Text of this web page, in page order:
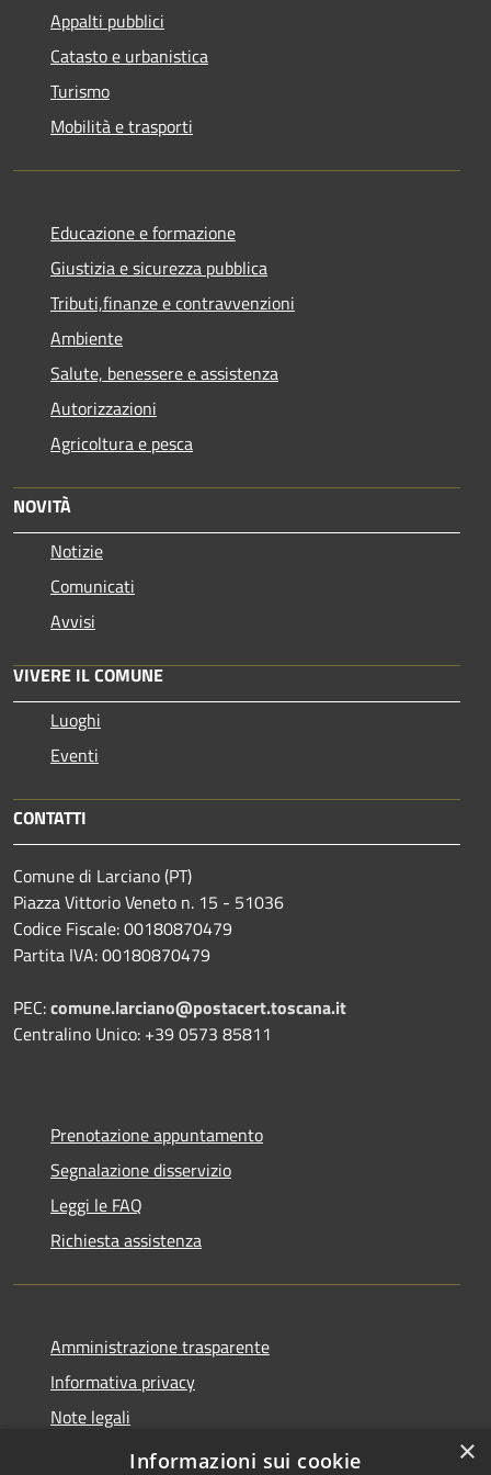
Appalti pubblici
Catasto e urbanistica
Turismo
Mobilità e trasporti
Educazione e formazione
Giustizia e sicurezza pubblica
Tributi,finanze e contravvenzioni
Ambiente
Salute, benessere e assistenza
Autorizzazioni
Agricoltura e pesca
NOVITÀ
Notizie
Comunicati
Avvisi
VIVERE IL COMUNE
Luoghi
Eventi
CONTATTI
Comune di Larciano (PT)
Piazza Vittorio Veneto n. 15 - 51036
Codice Fiscale: 00180870479
Partita IVA: 00180870479
PEC:comune.larciano@postacert.toscana.it
Centralino Unico: +39 0573 85811
Prenotazione appuntamento
Segnalazione disservizio
Leggi le FAQ
Richiesta assistenza
Amministrazione trasparente
Informativa privacy
Note legali
Dichiarazione di accessibilità
×
Informazioni sui cookie